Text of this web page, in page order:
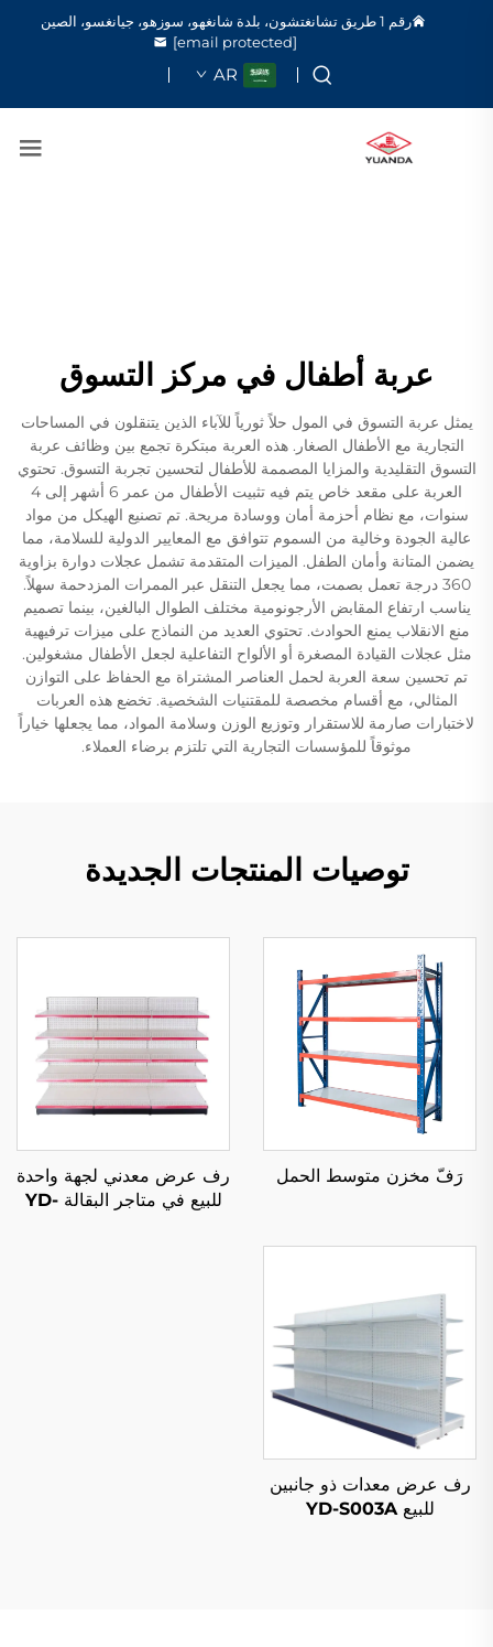
رقم 1 طريق تشانغتشون، بلدة شانغهو، سوزهو، جيانغسو، الصين
[email protected]
AR
عربة أطفال في مركز التسوق
يمثل عربة التسوق في المول حلاً ثورياً للآباء الذين يتنقلون في المساحات
التجارية مع الأطفال الصغار. هذه العربة مبتكرة تجمع بين وظائف عربة
التسوق التقليدية والمزايا المصممة للأطفال لتحسين تجربة التسوق. تحتوي
العربة على مقعد خاص يتم فيه تثبيت الأطفال من عمر 6 أشهر إلى 4
سنوات، مع نظام أحزمة أمان ووسادة مريحة. تم تصنيع الهيكل من مواد
عالية الجودة وخالية من السموم تتوافق مع المعايير الدولية للسلامة، مما
يضمن المتانة وأمان الطفل. الميزات المتقدمة تشمل عجلات دوارة بزاوية
360 درجة تعمل بصمت، مما يجعل التنقل عبر الممرات المزدحمة سهلاً.
يناسب ارتفاع المقابض الأرجونومية مختلف الطوال البالغين، بينما تصميم
منع الانقلاب يمنع الحوادث. تحتوي العديد من النماذج على ميزات ترفيهية
مثل عجلات القيادة المصغرة أو الألواح التفاعلية لجعل الأطفال مشغولين.
تم تحسين سعة العربة لحمل العناصر المشتراة مع الحفاظ على التوازن
المثالي، مع أقسام مخصصة للمقتنيات الشخصية. تخضع هذه العربات
لاختبارات صارمة للاستقرار وتوزيع الوزن وسلامة المواد، مما يجعلها خياراً
موثوقاً للمؤسسات التجارية التي تلتزم برضاء العملاء.
توصيات المنتجات الجديدة
رَفّ مخزن متوسط الحمل
رف عرض معدني لجهة واحدة
للبيع في متاجر البقالة YD-
رف عرض معدات ذو جانبين
للبيع YD-S003A